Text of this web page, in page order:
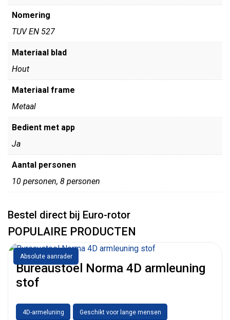
Nomering
TUV EN 527
Materiaal blad
Hout
Materiaal frame
Metaal
Bedient met app
Ja
Aantal personen
10 personen, 8 personen
Bestel direct bij Euro-rotor
POPULAIRE PRODUCTEN
Absolute aanrader
Bureaustoel Norma 4D armleuning
stof
4D-armeluning Geschikt voor lange mensen